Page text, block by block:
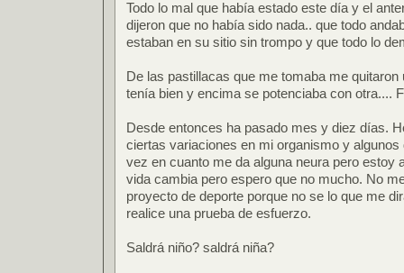
Todo lo mal que había estado este día y el
dijeron que no había sido nada.. que todo
estaban en su sitio sin trompo y que todo lo
De las pastillacas que me tomaba me quitaron
tenía bien y encima se potenciaba con otra....
Desde entonces ha pasado mes y diez días.
ciertas variaciones en mi organismo y
vez en cuanto me da alguna neura pero estoy
vida cambia pero espero que no mucho. No
proyecto de deporte porque no se lo que me
realice una prueba de esfuerzo.
Saldrá niño? saldrá niña?